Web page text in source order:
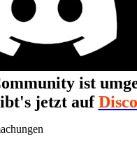
ist
jetzt auf